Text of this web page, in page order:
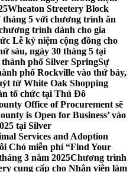
Wheaton Streetery Block
tháng 5 với chương trình ăn
trình dành cho gia
Lễ kỷ niệm cộng đồng cho
sáu, ngày 30 tháng 5 tại
phố Silver SpringSự
phố Rockville vào thứ bảy,
từ White Oak Shopping
tổ chức tại Thủ Đô
Office of Procurement sẽ
is Open for Business’ vào
tại Silver
Services and Adoption
Chó miễn phí “Find Your
3 năm 2025Chương trình
cung cấp cho Nhân viên làm